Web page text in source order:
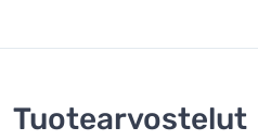
Tuotearvostelut